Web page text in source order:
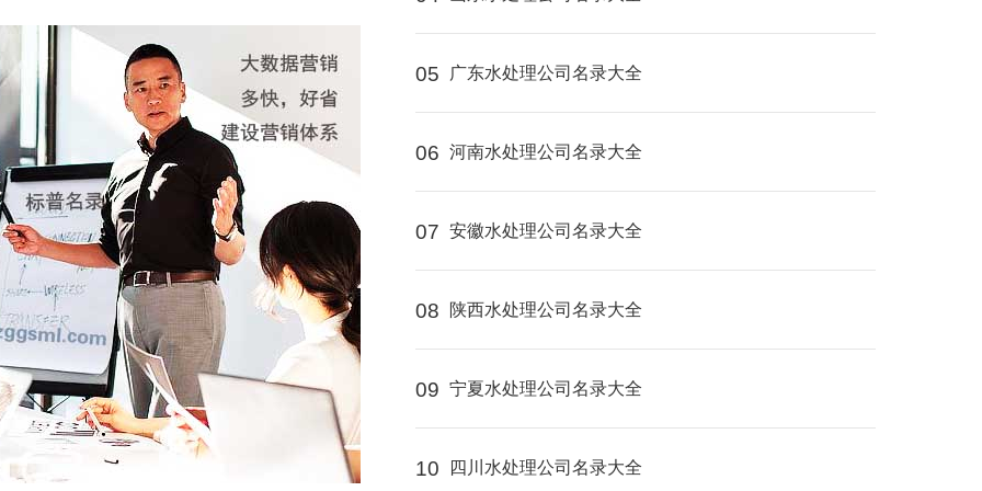
05 广东水处理公司名录大全
06 河南水处理公司名录大全
07 安徽水处理公司名录大全
08 陕西水处理公司名录大全
09 宁夏水处理公司名录大全
10 四川水处理公司名录大全